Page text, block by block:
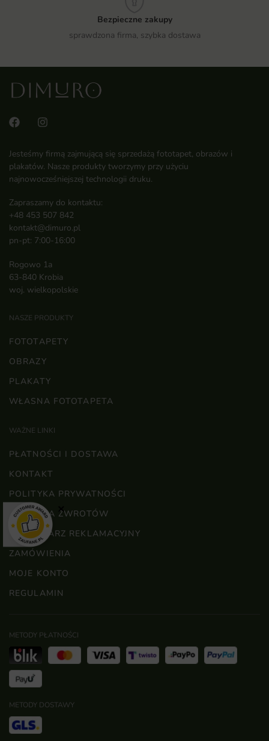
Bezpieczne zakupy
sprawdzona firma, szybka dostawa
Jesteśmy firmą zajmującą się sprzedażą fototapet, obrazów i
plakatów. Nasze produkty tworzymy przy użyciu
najnowocześniejszej technologii druku.
Zapraszamy do kontaktu:
+48 453 507 842
kontakt@dimuro.pl
pn-pt: 7:00-16:00
Rogowo 1a
63-840 Krobia
woj. wielkopolskie
NASZE PRODUKTY
FOTOTAPETY
OBRAZY
PLAKATY
WŁASNA FOTOTAPETA
WAŻNE LINKI
PŁATNOŚCI I DOSTAWA
KONTAKT
POLITYKA PRYWATNOŚCI
POLITYKA ZWROTÓW
FORMULARZ REKLAMACYJNY
ZAMÓWIENIA
MOJE KONTO
REGULAMIN
METODY PŁATNOŚCI
METODY DOSTAWY
×